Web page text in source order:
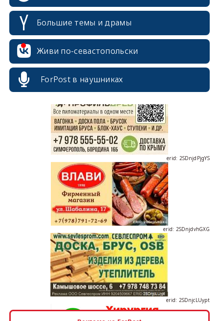
Большие темы и драмы
Живи по-севастопольски
ForPost в наушниках
erid: 2SDnjdvhGXG